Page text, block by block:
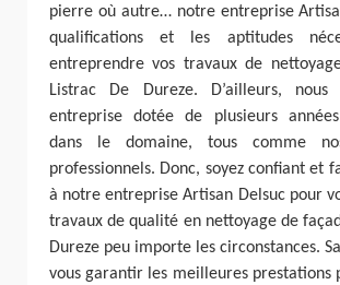
pierre où autre… notre entreprise
qualifications et les aptitudes
entreprendre vos travaux de
Listrac De Dureze. D’ailleurs, nous
entreprise dotée de plusieurs années
dans le domaine, tous comme
professionnels. Donc, soyez confiant et
à notre entreprise Artisan Delsuc pour
travaux de qualité en nettoyage de
Dureze peu importe les circonstances.
vous garantir les meilleures prestations